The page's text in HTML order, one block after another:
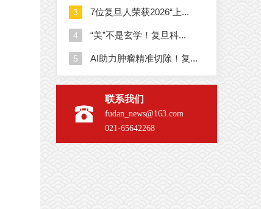
联系我们
fudan_news@163.com
021-65642268